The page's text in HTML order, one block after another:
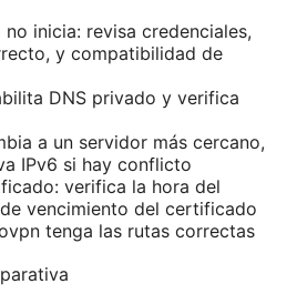
inicia: revisa credenciales,
y compatibilidad de
DNS privado y verifica
a un servidor más cercano,
IPv6 si hay conflicto
verifica la hora del
vencimiento del certificado
tenga las rutas correctas